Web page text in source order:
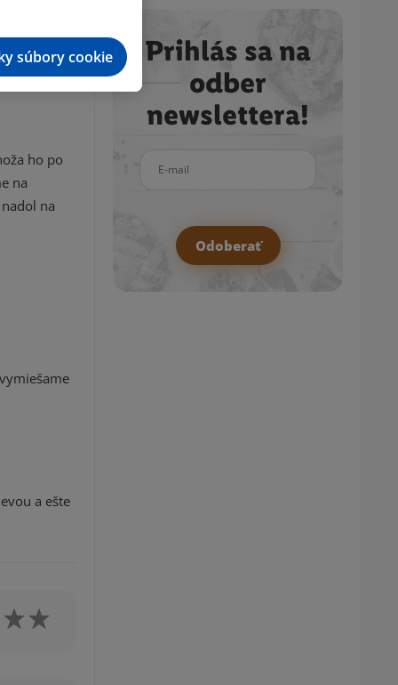
ho po
na
na
a ešte
Prihlás sa na
odber
newslettera!
Odoberať
súbory cookie